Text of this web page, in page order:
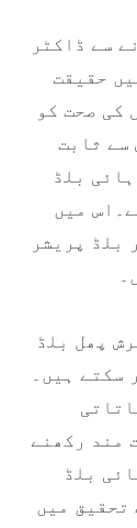
سے ڈاکٹر
حقیقت
کی صحت کو
سے ثابت
بلڈ
ہے۔اس میں
بلڈ پریشر
پھل بلڈ
سکتے ہیں۔
مند رکھنے
بلڈ
تحقیق میں